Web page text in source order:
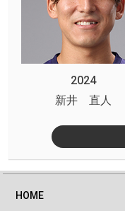
2024
新井 直人
HOME